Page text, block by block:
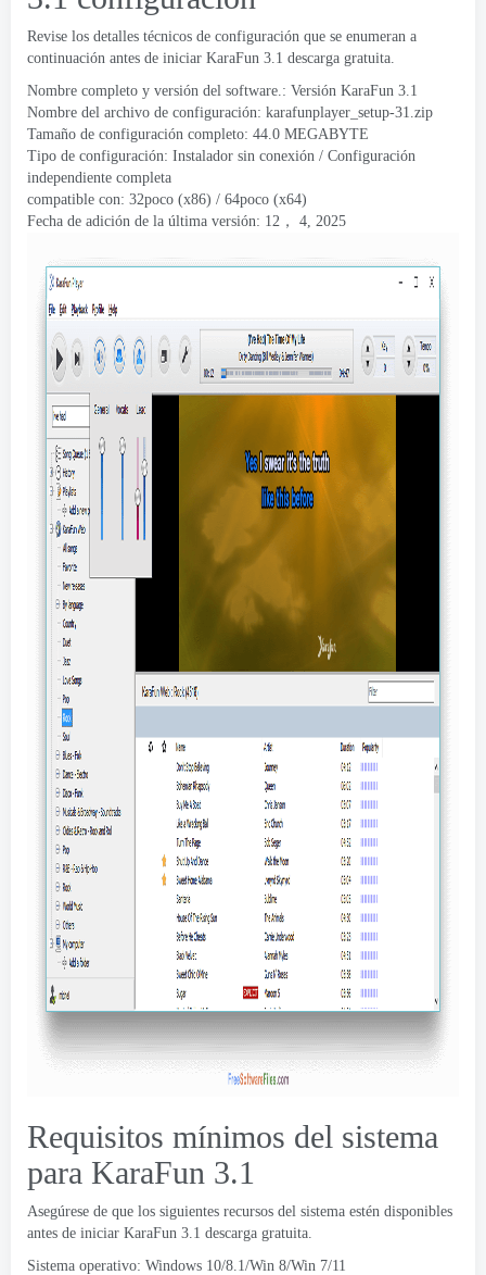
Revise los detalles técnicos de configuración que se enumeran a
continuación antes de iniciar KaraFun 3.1 descarga gratuita.
Nombre completo y versión del software.: Versión KaraFun 3.1
Nombre del archivo de configuración: karafunplayer_setup-31.zip
Tamaño de configuración completo: 44.0 MEGABYTE
Tipo de configuración: Instalador sin conexión / Configuración
independiente completa
compatible con: 32poco (x86) / 64poco (x64)
Fecha de adición de la última versión: 12， 4, 2025
Requisitos mínimos del sistema
para KaraFun 3.1
Asegúrese de que los siguientes recursos del sistema estén disponibles
antes de iniciar KaraFun 3.1 descarga gratuita.
Sistema operativo: Windows 10/8.1/Win 8/Win 7/11